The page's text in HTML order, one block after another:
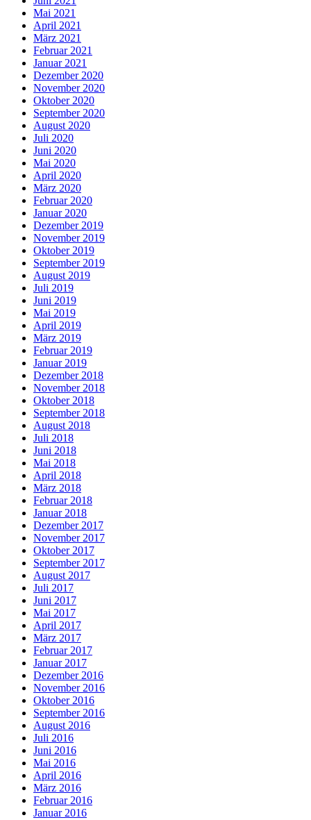
Mai 2021
April 2021
März 2021
Februar 2021
Januar 2021
Dezember 2020
November 2020
Oktober 2020
September 2020
August 2020
Juli 2020
Juni 2020
Mai 2020
April 2020
März 2020
Februar 2020
Januar 2020
Dezember 2019
November 2019
Oktober 2019
September 2019
August 2019
Juli 2019
Juni 2019
Mai 2019
April 2019
März 2019
Februar 2019
Januar 2019
Dezember 2018
November 2018
Oktober 2018
September 2018
August 2018
Juli 2018
Juni 2018
Mai 2018
April 2018
März 2018
Februar 2018
Januar 2018
Dezember 2017
November 2017
Oktober 2017
September 2017
August 2017
Juli 2017
Juni 2017
Mai 2017
April 2017
März 2017
Februar 2017
Januar 2017
Dezember 2016
November 2016
Oktober 2016
September 2016
August 2016
Juli 2016
Juni 2016
Mai 2016
April 2016
März 2016
Februar 2016
Januar 2016